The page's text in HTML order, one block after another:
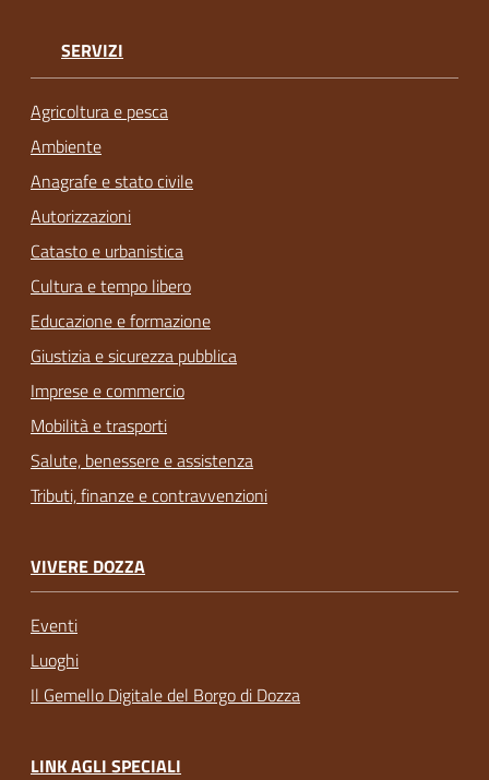
SERVIZI
Agricoltura e pesca
Ambiente
Anagrafe e stato civile
Autorizzazioni
Catasto e urbanistica
Cultura e tempo libero
Educazione e formazione
Giustizia e sicurezza pubblica
Imprese e commercio
Mobilità e trasporti
Salute, benessere e assistenza
Tributi, finanze e contravvenzioni
VIVERE DOZZA
Eventi
Luoghi
Il Gemello Digitale del Borgo di Dozza
LINK AGLI SPECIALI